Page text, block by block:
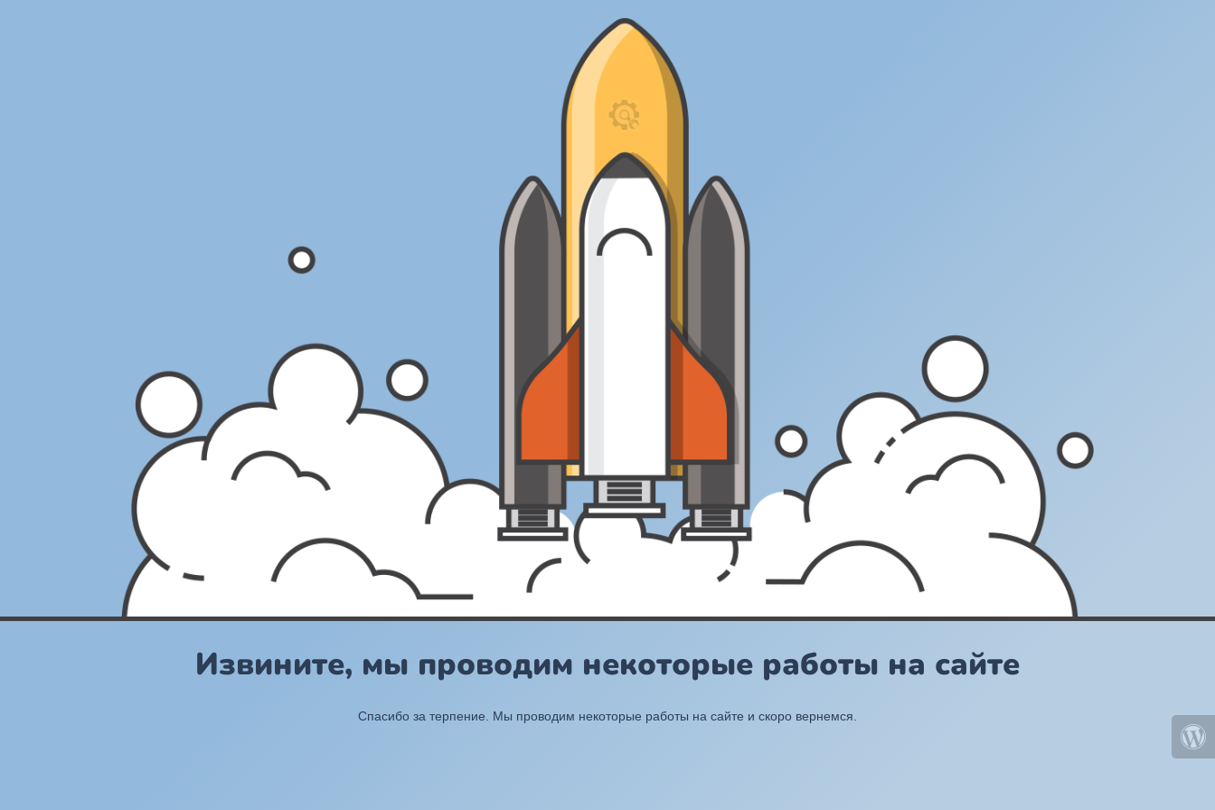
Извините, мы проводим некоторые работы на сайте
Спасибо за терпение. Мы проводим некоторые работы на сайте и скоро вернемся.